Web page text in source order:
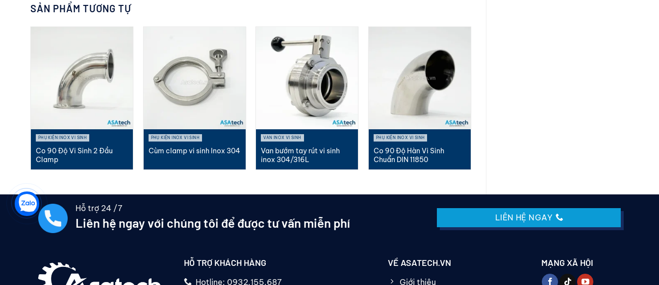
SẢN PHẨM TƯƠNG TỰ
PHỤ KIỆN INOX VI SINH
Co 90 Độ Vi Sinh 2 Đầu
Clamp
PHỤ KIỆN INOX VI SINH
Cùm clamp vi sinh Inox 304
VAN INOX VI SINH
Van bướm tay rút vi sinh
inox 304/316L
PHỤ KIỆN INOX VI SINH
Co 90 Độ Hàn Vi Sinh
Chuẩn DIN 11850
Hỗ trợ 24 /7
Liên hệ ngay với chúng tôi để được tư vấn miễn phí LIÊN HỆ NGAY
HỖ TRỢ KHÁCH HÀNG
Hotline: 0932.155.687
VỀ ASATECH.VN
Giới thiệu
MẠNG XÃ HỘI